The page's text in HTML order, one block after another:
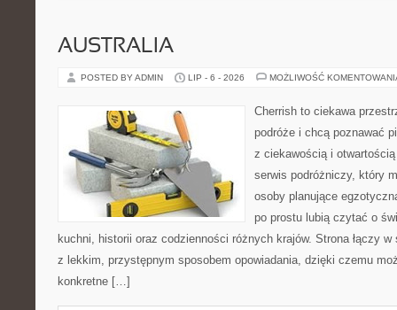
AUSTRALIA
POSTED BY ADMIN LIP - 6 - 2026 MOŻLIWOŚĆ
Cherrish to ciekawa
podróże i chcą poznawać
z ciekawością i
serwis podróżniczy, który
osoby planujące
po prostu lubią czytać o
kuchni, historii oraz codzienności różnych krajów. Strona łączy
z lekkim, przystępnym sposobem opowiadania, dzięki czemu
konkretne […]